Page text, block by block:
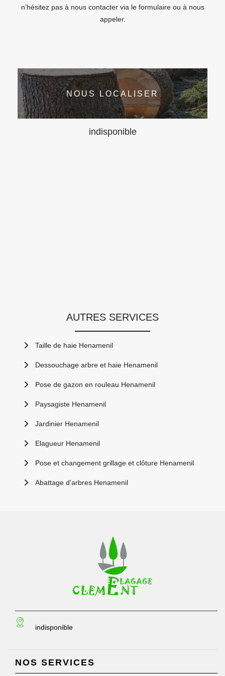
n’hésitez pas à nous contacter via le formulaire ou à nous
appeler.
NOUS LOCALISER
indisponible
AUTRES SERVICES
Taille de haie Henamenil
Dessouchage arbre et haie Henamenil
Pose de gazon en rouleau Henamenil
Paysagiste Henamenil
Jardinier Henamenil
Elagueur Henamenil
Pose et changement grillage et clôture Henamenil
Abattage d'arbres Henamenil
indisponible
NOS SERVICES